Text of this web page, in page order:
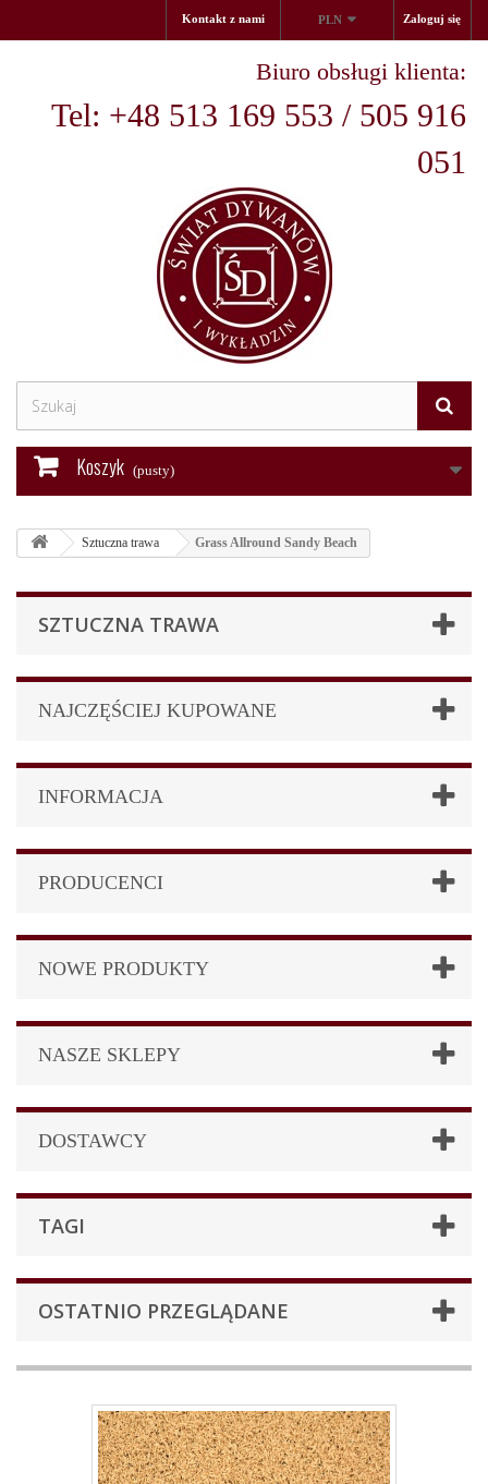
Zaloguj się
PLN
Kontakt z nami
Biuro obsługi klienta:
Tel: +48 513 169 553 / 505 916
051
Koszyk (pusty)
Sztuczna trawa Grass Allround Sandy Beach
SZTUCZNA TRAWA
NAJCZĘŚCIEJ KUPOWANE
INFORMACJA
PRODUCENCI
NOWE PRODUKTY
NASZE SKLEPY
DOSTAWCY
TAGI
OSTATNIO PRZEGLĄDANE